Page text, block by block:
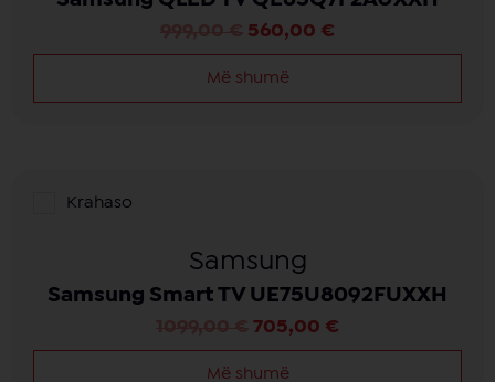
560,00 €
Më shumë
Krahaso
Samsung
Samsung Smart TV UE75U8092FUXXH
705,00 €
Më shumë